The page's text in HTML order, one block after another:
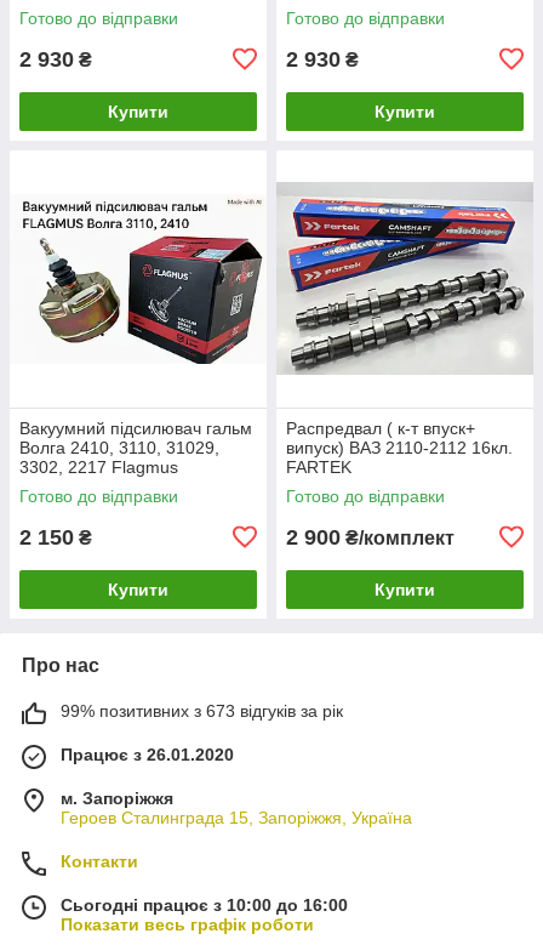
Готово до відправки
2 930 ₴
Купити
Готово до відправки
2 930 ₴
Купити
Вакуумний підсилювач гальм
Волга 2410, 3110, 31029,
3302, 2217 Flagmus
Готово до відправки
2 150 ₴
Купити
Распредвал ( к-т впуск+
випуск) ВАЗ 2110-2112 16кл.
FARTEK
Готово до відправки
2 900 ₴/комплект
Купити
Про нас
99% позитивних з 673 відгуків за рік
Працює з 26.01.2020
м. Запоріжжя
Героев Сталинграда 15, Запоріжжя, Україна
Контакти
Сьогодні працює з 10:00 до 16:00
Показати весь графік роботи